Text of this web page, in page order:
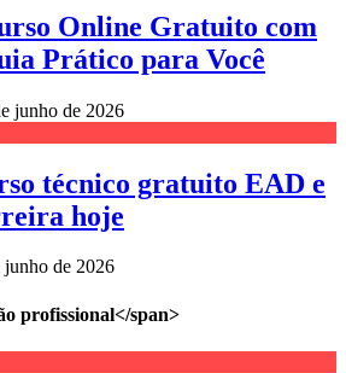
Online Gratuito com
Prático para Você
junho de 2026
técnico gratuito EAD e
hoje
junho de 2026
profissional</span>